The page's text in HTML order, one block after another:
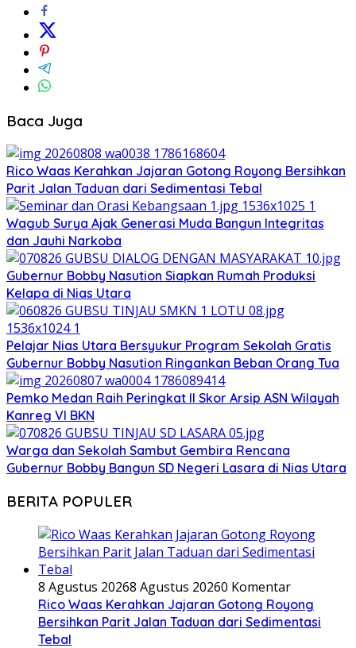
Baca Juga
Rico Waas Kerahkan Jajaran Gotong Royong Bersihkan
Parit Jalan Taduan dari Sedimentasi Tebal
Wagub Surya Ajak Generasi Muda Bangun Integritas
dan Jauhi Narkoba
Gubernur Bobby Nasution Siapkan Rumah Produksi
Kelapa di Nias Utara
Pelajar Nias Utara Bersyukur Program Sekolah Gratis
Gubernur Bobby Nasution Ringankan Beban Orang Tua
Pemko Medan Raih Peringkat II Skor Arsip ASN Wilayah
Kanreg VI BKN
Warga dan Sekolah Sambut Gembira Rencana
Gubernur Bobby Bangun SD Negeri Lasara di Nias Utara
BERITA POPULER
8 Agustus 20268 Agustus 20260 Komentar
Rico Waas Kerahkan Jajaran Gotong Royong
Bersihkan Parit Jalan Taduan dari Sedimentasi
Tebal